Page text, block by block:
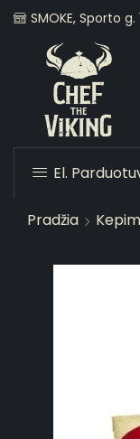
SMOKE, Sporto g.
El.
Pradžia